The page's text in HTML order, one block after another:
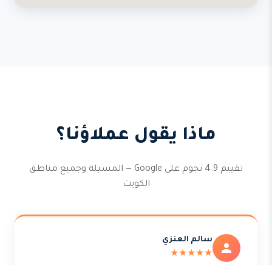
ماذا يقول عملاؤنا؟
تقييم 4.9 نجوم على Google — المسيلة وجميع مناطق
الكويت
سالم العنزي
★★★★★